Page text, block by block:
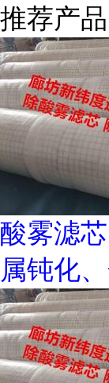
推荐产品
酸雾滤
属钝化